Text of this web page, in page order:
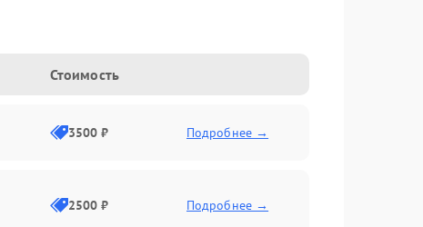
Стоимость
3500 ₽ Подробнее →
2500 ₽ Подробнее →